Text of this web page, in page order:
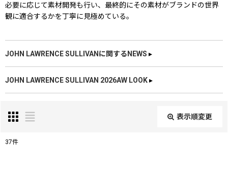
必要に応じて素材開発も行い、最終的にその素材がブランドの世界
観に適合するかを丁寧に見極めている。
JOHN LAWRENCE SULLIVANに関するNEWS ▸
JOHN LAWRENCE SULLIVAN 2026AW LOOK▸
表示順変更
37件